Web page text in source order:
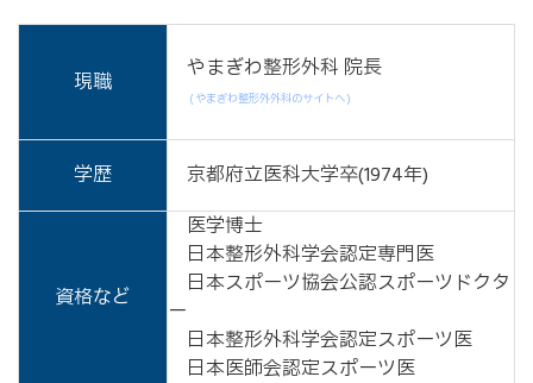
現職
やまぎわ整形外科 院長
( やまぎわ整形外外科のサイトへ )
学歴 京都府立医科大学卒(1974年)
資格など
医学博士
日本整形外科学会認定専門医
日本スポーツ協会公認スポーツドクタ
ー
日本整形外科学会認定スポーツ医
日本医師会認定スポーツ医